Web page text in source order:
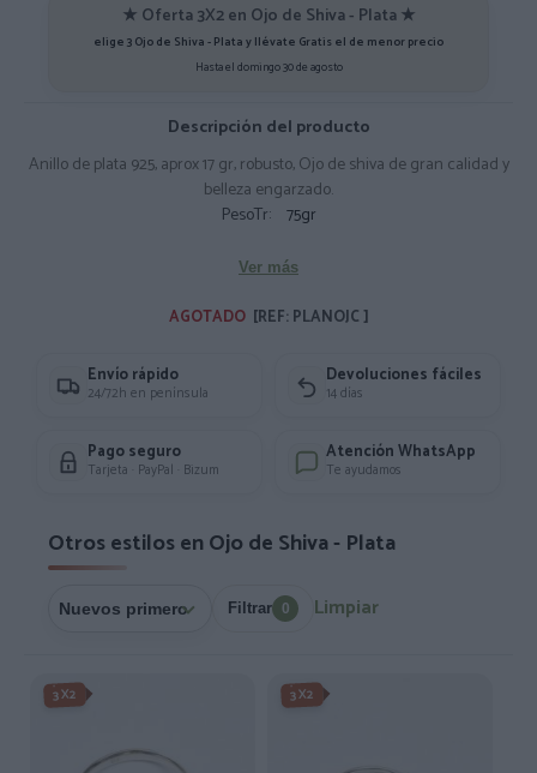
★ Oferta 3X2 en Ojo de Shiva - Plata ★
elige 3 Ojo de Shiva - Plata y llévate Gratis el de menor precio
Hasta el domingo 30 de agosto
Descripción del producto
Anillo de plata 925, aprox 17 gr, robusto, Ojo de shiva de gran calidad y
belleza engarzado.
PesoTr: 75gr
Ver más
AGOTADO [REF: PLANOJC ]
Envío rápido
24/72h en península
Devoluciones fáciles
14 días
Pago seguro
Tarjeta · PayPal · Bizum
Atención WhatsApp
Te ayudamos
Otros estilos en Ojo de Shiva - Plata
Filtrar 0 Limpiar
3X2 3X2